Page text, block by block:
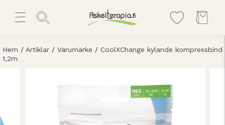
Hem / Artiklar / Varumärke / CoolXChange kylande kompressbind
1,2m